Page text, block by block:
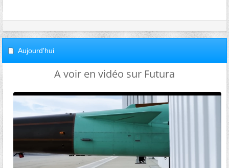
Aujourd'hui
A voir en vidéo sur Futura